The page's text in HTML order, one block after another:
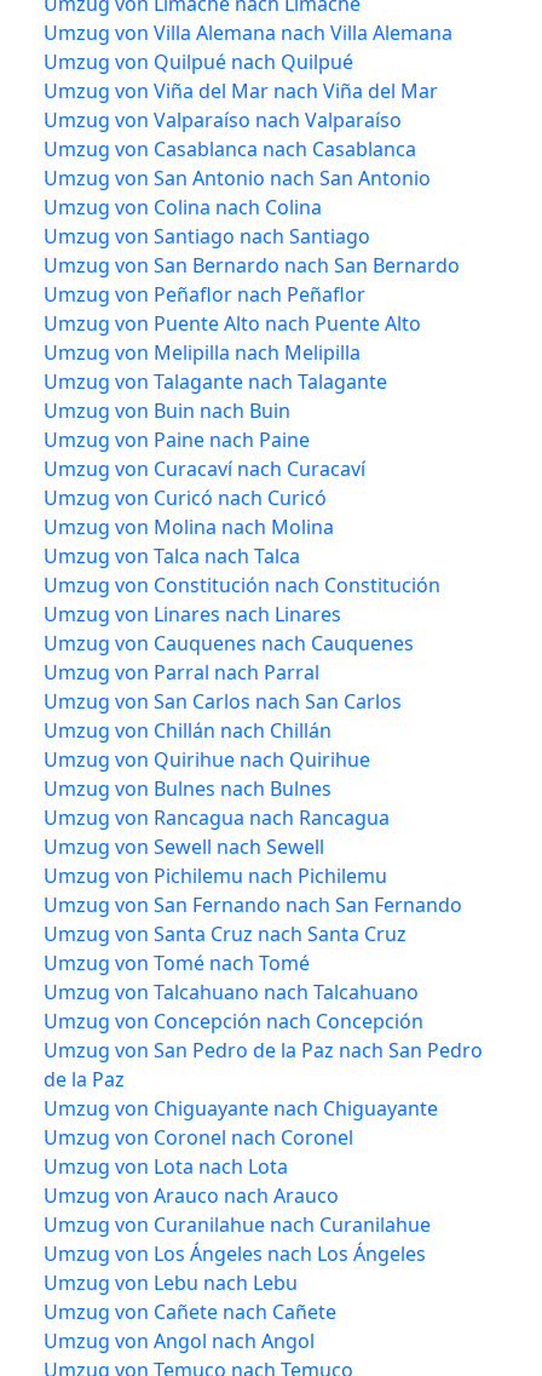
Umzug von Villa Alemana nach Villa Alemana
Umzug von Quilpué nach Quilpué
Umzug von Viña del Mar nach Viña del Mar
Umzug von Valparaíso nach Valparaíso
Umzug von Casablanca nach Casablanca
Umzug von San Antonio nach San Antonio
Umzug von Colina nach Colina
Umzug von Santiago nach Santiago
Umzug von San Bernardo nach San Bernardo
Umzug von Peñaflor nach Peñaflor
Umzug von Puente Alto nach Puente Alto
Umzug von Melipilla nach Melipilla
Umzug von Talagante nach Talagante
Umzug von Buin nach Buin
Umzug von Paine nach Paine
Umzug von Curacaví nach Curacaví
Umzug von Curicó nach Curicó
Umzug von Molina nach Molina
Umzug von Talca nach Talca
Umzug von Constitución nach Constitución
Umzug von Linares nach Linares
Umzug von Cauquenes nach Cauquenes
Umzug von Parral nach Parral
Umzug von San Carlos nach San Carlos
Umzug von Chillán nach Chillán
Umzug von Quirihue nach Quirihue
Umzug von Bulnes nach Bulnes
Umzug von Rancagua nach Rancagua
Umzug von Sewell nach Sewell
Umzug von Pichilemu nach Pichilemu
Umzug von San Fernando nach San Fernando
Umzug von Santa Cruz nach Santa Cruz
Umzug von Tomé nach Tomé
Umzug von Talcahuano nach Talcahuano
Umzug von Concepción nach Concepción
Umzug von San Pedro de la Paz nach San Pedro
de la Paz
Umzug von Chiguayante nach Chiguayante
Umzug von Coronel nach Coronel
Umzug von Lota nach Lota
Umzug von Arauco nach Arauco
Umzug von Curanilahue nach Curanilahue
Umzug von Los Ángeles nach Los Ángeles
Umzug von Lebu nach Lebu
Umzug von Cañete nach Cañete
Umzug von Angol nach Angol
Umzug von Temuco nach Temuco